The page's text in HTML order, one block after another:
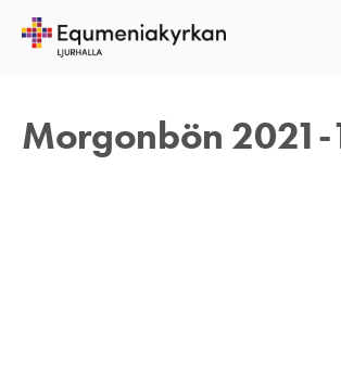
Morgonbön 2021-
27 OKTOBER 2021